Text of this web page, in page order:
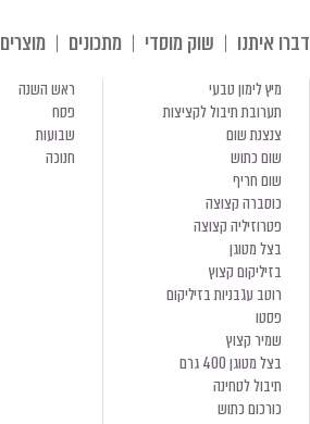
דברו איתנו שוק מוסדי מתכונים מוצרים
מיץ לימון טבעי
תערובת תיבול לקציצות
צנצנת שום
שום כתוש
שום חריף
כוסברה קצוצה
פטרוזיליה קצוצה
בצל מטוגן
בזיליקום קצוץ
רוטב עגבניות בזיליקום
פסטו
שמיר קצוץ
בצל מטוגן 400 גרם
תיבול לטחינה
כורכום כתוש
ראש השנה
פסח
שבועות
חנוכה